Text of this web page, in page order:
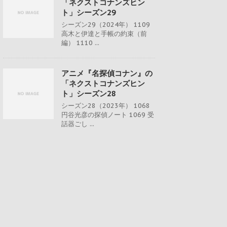
「ネクストコナンズヒン
ト」シーズン29
シーズン29（2024年） 1109
高木と伊達と手帳の約束（前
編） 1110 ...
アニメ『名探偵コナン』の
「ネクストコナンズヒン
ト」シーズン28
シーズン28（2023年） 1068
円谷光彦の探偵ノート 1069 受
話器ごし ...